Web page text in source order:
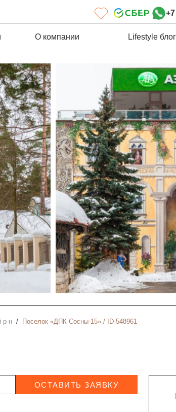
О компании Lifestyle блог
р-н Поселок «ДПК Сосны-15» / ID-548961
ОСТАВИТЬ ЗАЯВКУ